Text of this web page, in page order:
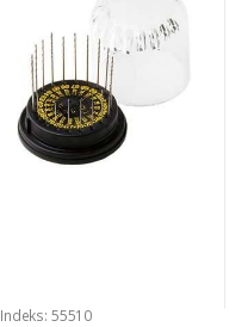
Indeks: 55510